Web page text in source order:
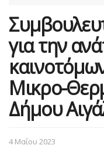
για την
Μικρο-
Δήμου
4 Μαΐου 2023